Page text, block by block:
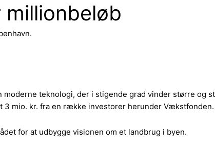
teknologi, der i stigende grad vinder større og
mio. kr. fra en række investorer herunder Vækstfonden.
for at udbygge visionen om et landbrug i byen.